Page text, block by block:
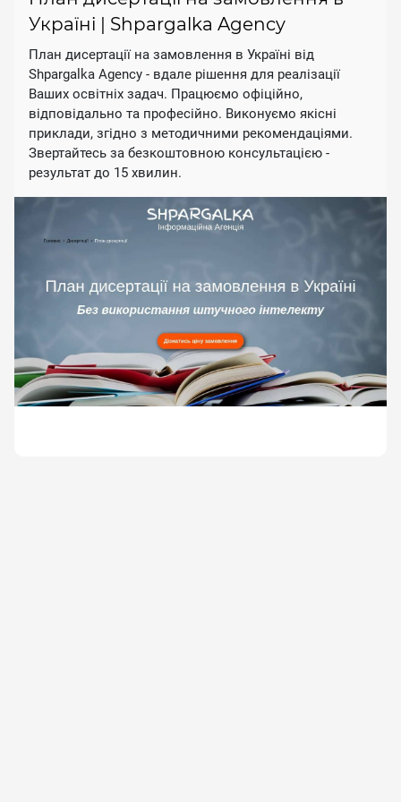
Україні | Shpargalka Agency
План дисертації на замовлення в Україні від
Shpargalka Agency - вдале рішення для реалізації
Ваших освітніх задач. Працюємо офіційно,
відповідально та професійно. Виконуємо якісні
приклади, згідно з методичними рекомендаціями.
Звертайтесь за безкоштовною консультацією -
результат до 15 хвилин.